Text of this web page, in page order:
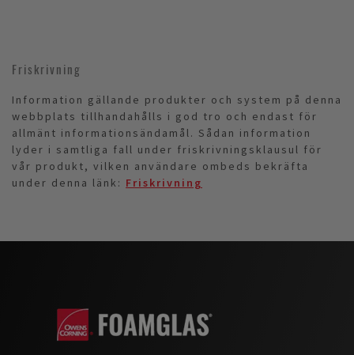
Friskrivning
Information gällande produkter och system på denna
webbplats tillhandahålls i god tro och endast för
allmänt informationsändamål. Sådan information
lyder i samtliga fall under friskrivningsklausul för
vår produkt, vilken användare ombeds bekräfta
under denna länk: Friskrivning